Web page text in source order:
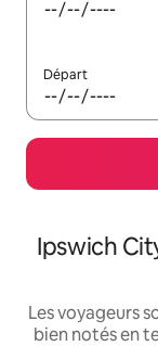
Départ
Ipswich
Les voyageurs
bien notés en